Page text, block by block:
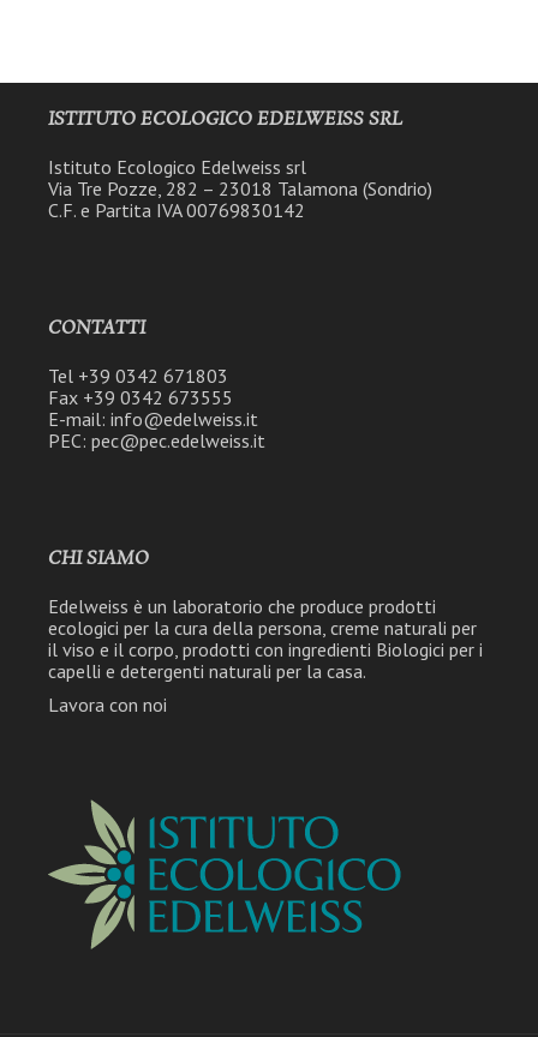
ISTITUTO ECOLOGICO EDELWEISS SRL
Istituto Ecologico Edelweiss srl
Via Tre Pozze, 282 – 23018 Talamona (Sondrio)
C.F. e Partita IVA 00769830142
CONTATTI
Tel +39 0342 671803
Fax +39 0342 673555
E-mail: info@edelweiss.it
PEC: pec@pec.edelweiss.it
CHI SIAMO
Edelweiss è un laboratorio che produce prodotti
ecologici per la cura della persona, creme naturali per
il viso e il corpo, prodotti con ingredienti Biologici per i
capelli e detergenti naturali per la casa.
Lavora con noi